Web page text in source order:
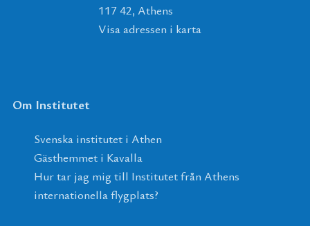
117 42, Athens
Visa adressen i karta
Om Institutet
Svenska institutet i Athen
Gästhemmet i Kavalla
Hur tar jag mig till Institutet från Athens
internationella flygplats?